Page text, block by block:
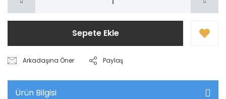
Sepete Ekle
Arkadaşına Öner Paylaş
Ürün Bilgisi